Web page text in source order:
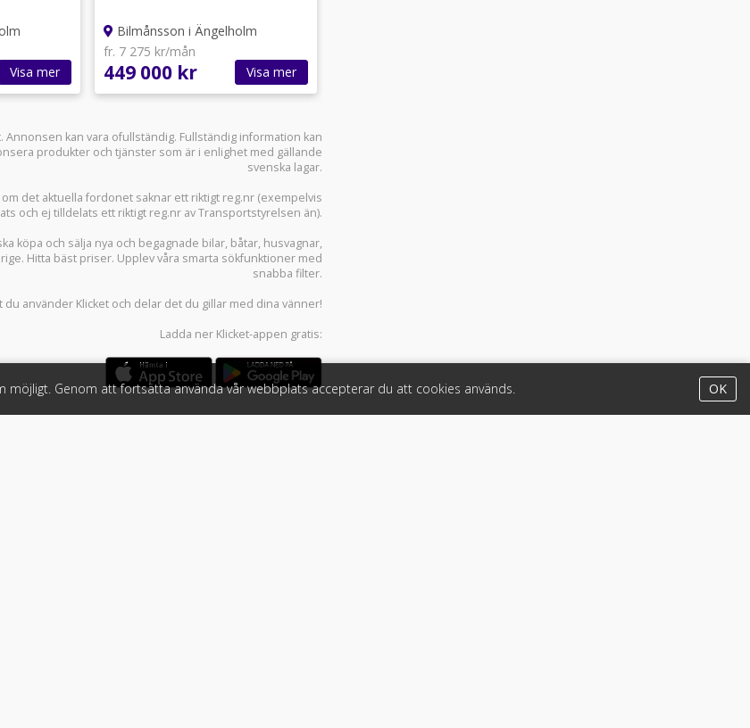
Visa mer
Bilmånsson i Ängelholm
fr. 7 275 kr/mån
449 000 kr Visa mer
kan vara ofullständig. Fullständig information kan
produkter och tjänster som är i enlighet med gällande
svenska lagar.
det aktuella fordonet saknar ett riktigt reg.nr (exempelvis
och ej tilldelats ett riktigt reg.nr av Transportstyrelsen än).
köpa och sälja nya och begagnade bilar, båtar, husvagnar,
Hitta bäst priser. Upplev våra smarta sökfunktioner med
snabba filter.
du använder Klicket och delar det du gillar med dina vänner!
Ladda ner Klicket-appen gratis:
Genom att fortsätta använda vår webbplats accepterar du att cookies används. OK